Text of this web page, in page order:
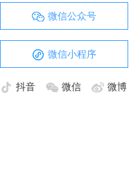
微信公众号
微信小程序
抖音 微信 微博